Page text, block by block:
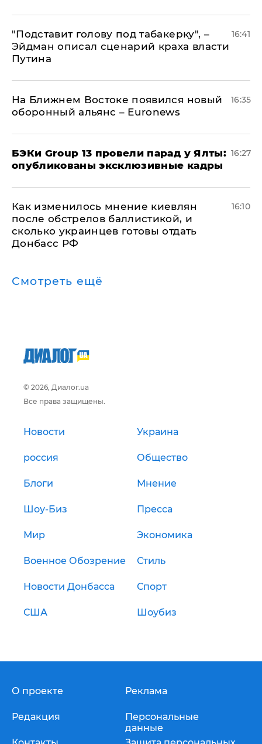
​"Подставит голову под табакерку", –
Эйдман описал сценарий краха власти
Путина
16:41
На Ближнем Востоке появился новый
оборонный альянс – Euronews
16:35
​БЭКи Group 13 провели парад у Ялты:
опубликованы эксклюзивные кадры
16:27
Как изменилось мнение киевлян
после обстрелов баллистикой, и
сколько украинцев готовы отдать
Донбасс РФ
16:10
Смотреть ещё
© 2026, Диалог.ua
Все права защищены.
Новости Украина
россия Общество
Блоги Мнение
Шоу-Биз Пресса
Мир Экономика
Военное Обозрение Стиль
Новости Донбасса Спорт
США Шоубиз
О проекте
Редакция
Реклама
Персональные
данные